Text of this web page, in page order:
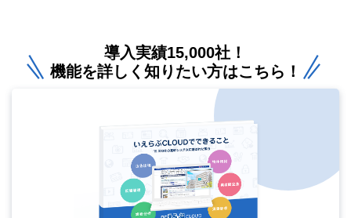
導入実績15,000社！
機能を詳しく知りたい方はこちら！